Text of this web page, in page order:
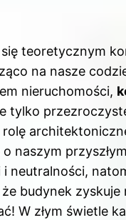
teoretycznym
na nasze
nieruchomości,
tylko
rolę
naszym
neutralności,
budynek
W złym świetle